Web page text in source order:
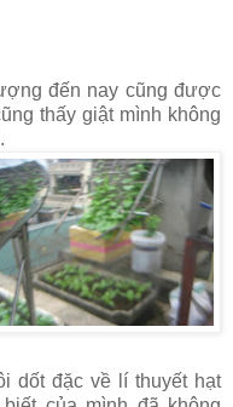
đến nay cũng được
thấy giật mình không
dốt đặc về lí thuyết hạt